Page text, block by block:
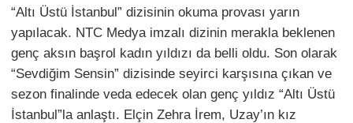
“Altı Üstü İstanbul” dizisinin okuma provası yarın
yapılacak. NTC Medya imzalı dizinin merakla beklenen
genç aksın başrol kadın yıldızı da belli oldu. Son olarak
“Sevdiğim Sensin” dizisinde seyirci karşısına çıkan ve
sezon finalinde veda edecek olan genç yıldız “Altı Üstü
İstanbul”la anlaştı. Elçin Zehra İrem, Uzay’ın kız